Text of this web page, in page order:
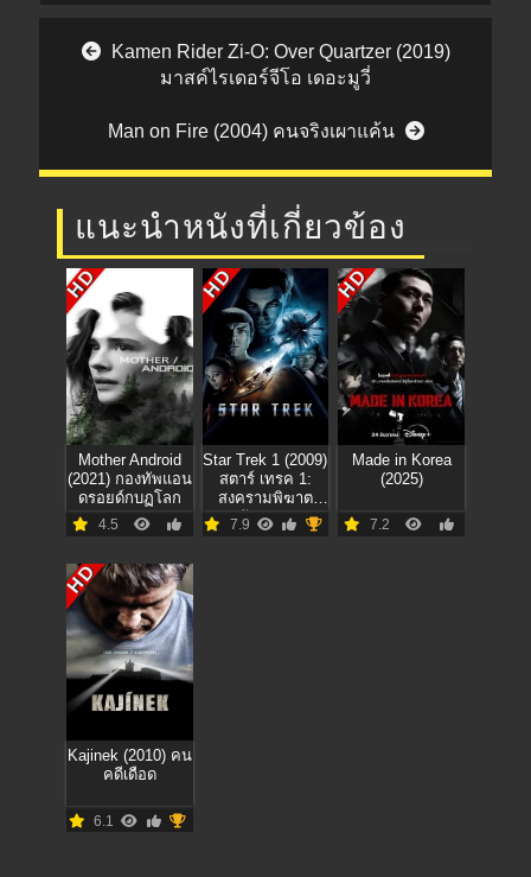
Post navigation
Kamen Rider Zi-O: Over Quartzer (2019)
มาสค์ไรเดอร์จีโอ เดอะมูวี่
Man on Fire (2004) คนจริงเผาแค้น
แนะนำหนังที่เกี่ยวข้อง
HD
Mother Android
(2021) กองทัพแอน
ดรอยด์กบฏโลก
4.5
HD
Star Trek 1 (2009)
สตาร์ เทรค 1:
สงครามพิฆาต
จักรวาล
7.9
HD
Made in Korea
(2025)
7.2
HD
Kajinek (2010) คน
คดีเดือด
6.1